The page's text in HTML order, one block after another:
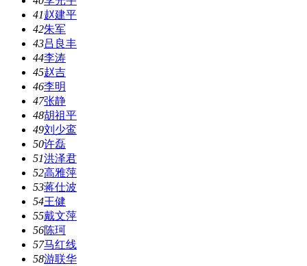
41赵建平
42朱军
43吕良丰
44李涛
45赵吉
46李明
47张静
48胡祖平
49刘少鸾
50许磊
51洪泽君
52高雅萍
53蒋仕波
54王健
55戴文萍
56陈珂
57马红线
58游联华